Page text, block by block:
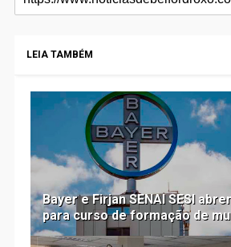
LEIA TAMBÉM
Bayer e Firjan SENAI SESI
para curso de formação de